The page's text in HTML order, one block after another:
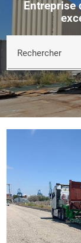
Entreprise
Rechercher